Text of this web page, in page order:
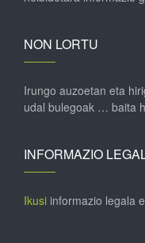
NON LORTU
Irungo auzoetan eta
udal bulegoak … baita
INFORMAZIO
Ikusi informazio legala